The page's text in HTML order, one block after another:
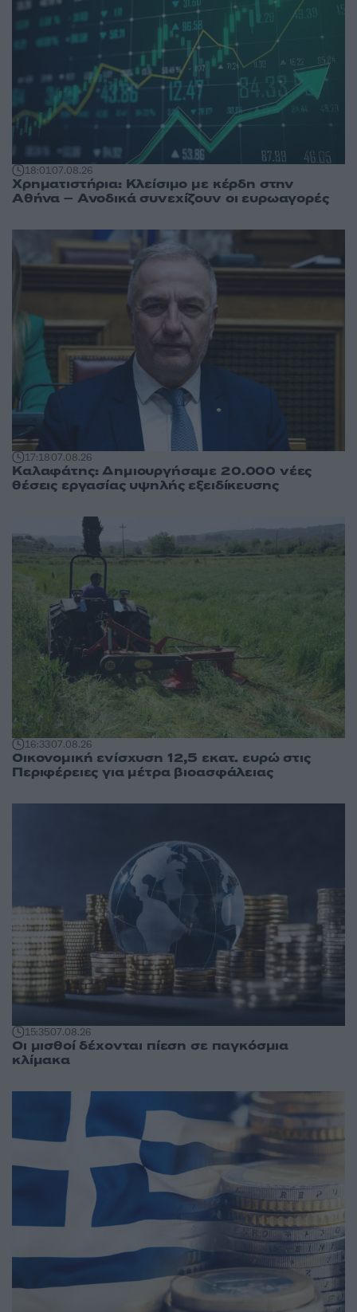
18:0107.08.26
Χρηματιστήρια: Κλείσιμο με κέρδη στην
Αθήνα – Ανοδικά συνεχίζουν οι ευρωαγορές
17:1807.08.26
Καλαφάτης: Δημιουργήσαμε 20.000 νέες
θέσεις εργασίας υψηλής εξειδίκευσης
16:3307.08.26
Οικονομική ενίσχυση 12,5 εκατ. ευρώ στις
Περιφέρειες για μέτρα βιοασφάλειας
15:3507.08.26
Οι μισθοί δέχονται πίεση σε παγκόσμια
κλίμακα